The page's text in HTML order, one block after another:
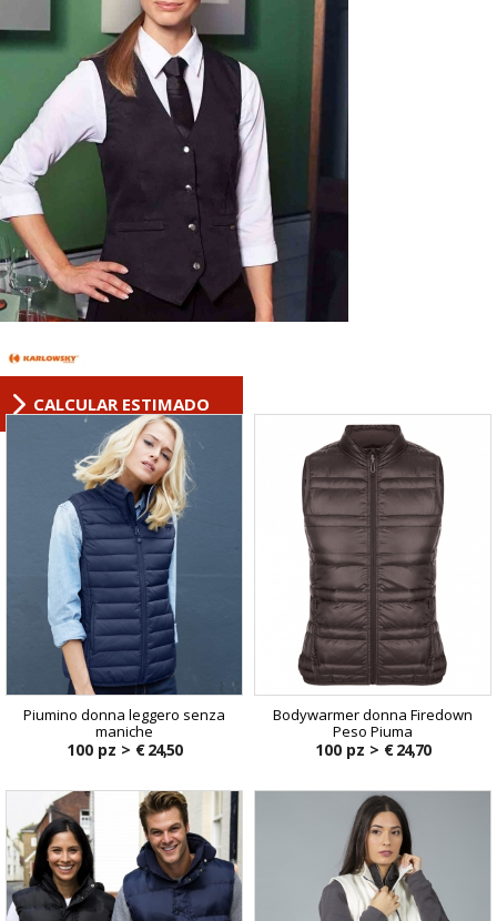
CALCULAR ESTIMADO
Piumino donna leggero senza
maniche
100 pz > € 24,50
Bodywarmer donna Firedown
Peso Piuma
100 pz > € 24,70